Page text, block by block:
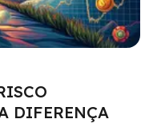
DIFERENÇA